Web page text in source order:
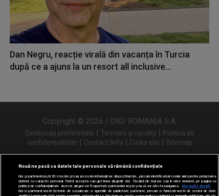
Dan Negru, reacție virală din vacanța în Turcia
după ce a ajuns la un resort all inclusive...
Copyright © 2026 / DIGI ROMANIA S.A.
Gestionați preferințele | Termeni și condiții | Politica de
confidențialitate | Contact/Info | Codul etic | Sitemap
Urmărește-ne și pe
Nouă ne pasă ca datele tale personale să rămână confidențiale
Noi și partenerii noștri31 stocăm și/sau accesăm informații pe dispozitivul dvs., precum identificatorii cookie unici pentru prelucrarea
datelor cu caracter personal. Puteți accepta sau gestiona alegerile dvs. făcând clic mai jos sau în orice moment, pe pagina cu
politica de confidențialitate. Aceste alegeri vor fi raportate partenerilor noștri și nu vă vor afecta navigarea.
Mai multe detalii
Noi si partenerii nostri (retelele de socializare si agentiile de publicitate partenere, precum si furnizorii nostri de servicii de date